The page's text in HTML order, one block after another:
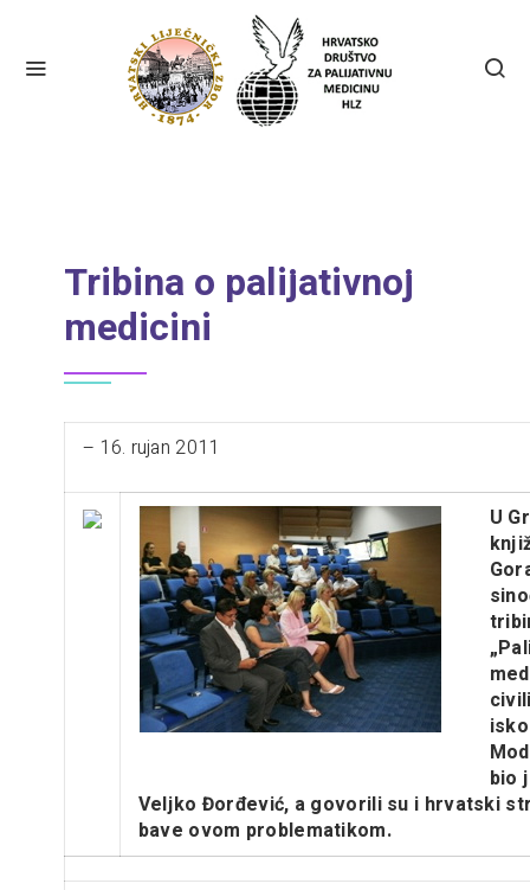
Tribina o palijativnoj
medicini
– 16. rujan 2011
U
bio
Veljko Đorđević, a govorili su i hrvatski
bave ovom problematikom.